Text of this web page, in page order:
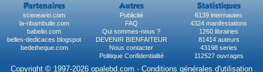
Partenaires Autres Statistiques
sceneario.com Publicité
6139 internautes
la-ribambulle.com
FAQ
4324 manifestations
babelio.com
Qui sommes-nous ?
1260 librairies
belles-dedicaces.blogspot
DEVENIR BIENFAITEUR
81414 auteurs
bedetheque.com
Nous contacter
43198 series
Politique Confidentialité
112527 ouvrages
Copyright © 1997-2026 opalebd.com - Conditions générales d'utilisation